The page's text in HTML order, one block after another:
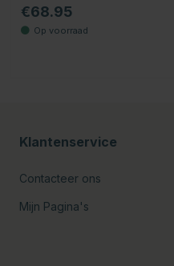
€68.95
Klantenservice
Contacteer ons
Mijn Pagina's